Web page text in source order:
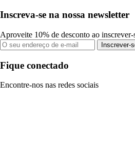
Inscreva-se na nossa newsletter
Aproveite 10% de desconto ao inscrever-
Inscrever-
Fique conectado
Encontre-nos nas redes sociais